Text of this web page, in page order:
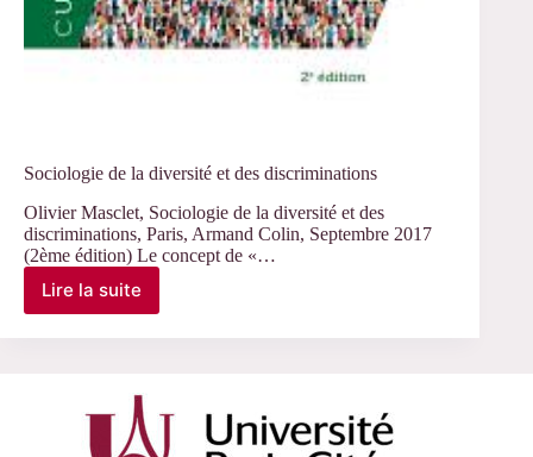
Sociologie de la diversité et des discriminations
Olivier Masclet, Sociologie de la diversité et des
discriminations, Paris, Armand Colin, Septembre 2017
(2ème édition) Le concept de «…
Lire la suite
Sociologie
des
discriminations